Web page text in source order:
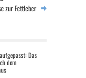
zur Fettleber
Das
dem